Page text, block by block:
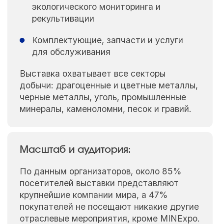
экологического мониторинга и
рекультивации
Комплектующие, запчасти и услуги
для обслуживания
Выставка охватывает все секторы
добычи: драгоценные и цветные металлы,
черные металлы, уголь, промышленные
минералы, каменоломни, песок и гравий.
Масштаб и аудитория:
По данным организаторов, около 85%
посетителей выставки представляют
крупнейшие компании мира, а 47%
покупателей не посещают никакие другие
отраслевые мероприятия, кроме MINExpo.